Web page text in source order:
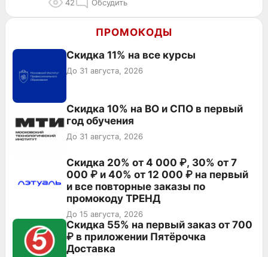
42 Обсудить
ПРОМОКОДЫ
Скидка 11% на все курсы
До 31 августа, 2026
Скидка 10% на ВО и СПО в первый
год обучения
До 31 августа, 2026
Скидка 20% от 4 000 ₽, 30% от 7
000 ₽ и 40% от 12 000 ₽ на первый
и все повторные заказы по
промокоду ТРЕНД
До 15 августа, 2026
Скидка 55% на первый заказ от 700
₽ в приложении Пятёрочка
Доставка